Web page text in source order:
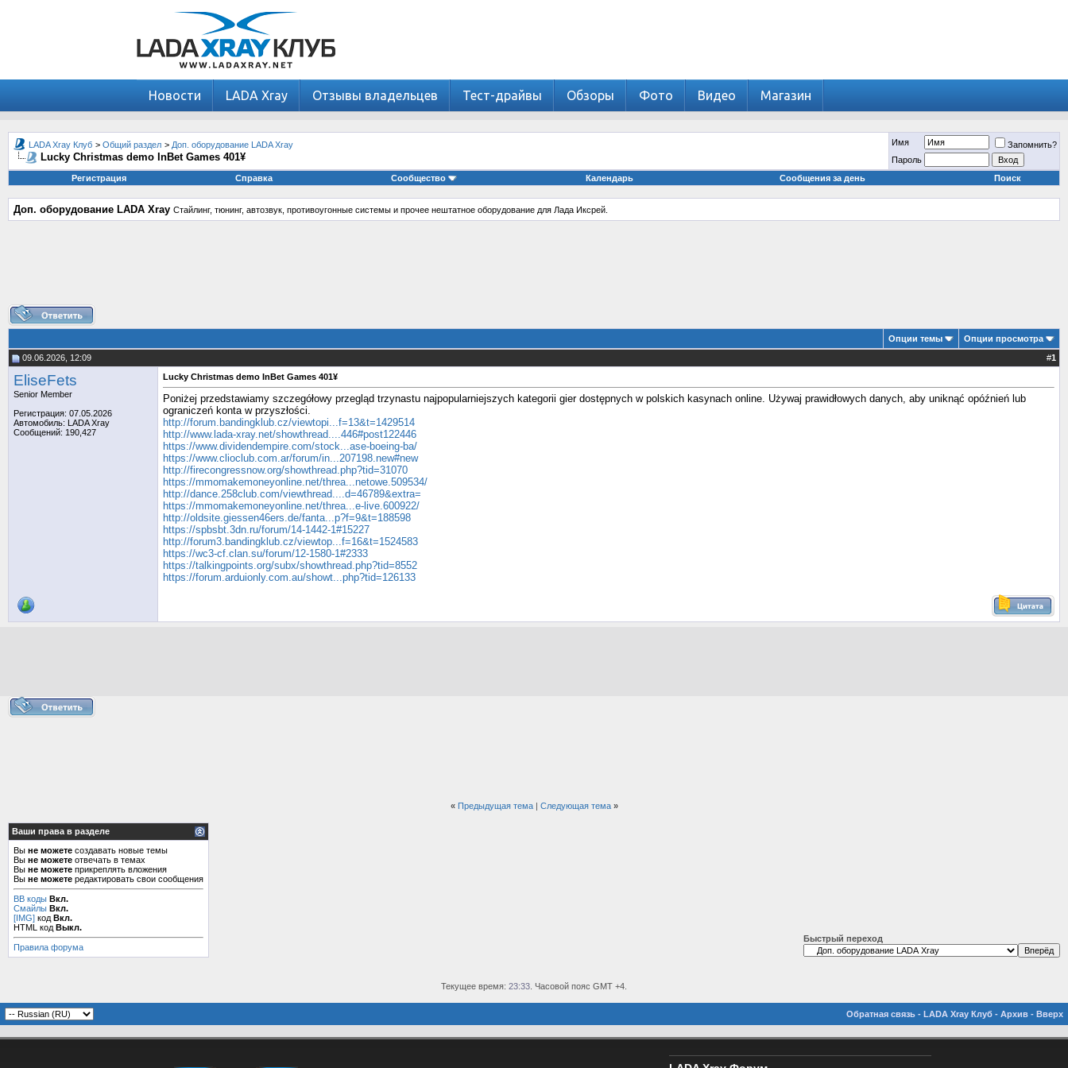
Новости LADA Xray Отзывы владельцев Тест-драйвы Обзоры Фото Видео Магазин
LADA Xray Клуб > Общий раздел > Доп. оборудование LADA Xray
Lucky Christmas demo InBet Games 401¥
Имя
Запомнить?
Пароль
Регистрация
Справка Сообщество Календарь Сообщения за день Поиск
Доп. оборудование LADA Xray Стайлинг, тюнинг, автозвук, противоугонные системы и прочее нештатное оборудование для Лада Иксрей.
Опции темы
Опции просмотра
09.06.2026, 12:09
#1
EliseFets
Senior Member
Регистрация: 07.05.2026
Автомобиль: LADA Xray
Сообщений: 190,427
Lucky Christmas demo InBet Games 401¥
Poniżej przedstawiamy szczegółowy przegląd trzynastu najpopularniejszych kategorii gier dostępnych w polskich kasynach online. Używaj prawidłowych danych, aby uniknąć opóźnień lub
ograniczeń konta w przyszłości.
http://forum.bandingklub.cz/viewtopi...f=13&t=1429514
http://www.lada-xray.net/showthread....446#post122446
https://www.dividendempire.com/stock...ase-boeing-ba/
https://www.clioclub.com.ar/forum/in...207198.new#new
http://firecongressnow.org/showthread.php?tid=31070
https://mmomakemoneyonline.net/threa...netowe.509534/
http://dance.258club.com/viewthread....d=46789&extra=
https://mmomakemoneyonline.net/threa...e-live.600922/
http://oldsite.giessen46ers.de/fanta...p?f=9&t=188598
https://spbsbt.3dn.ru/forum/14-1442-1#15227
http://forum3.bandingklub.cz/viewtop...f=16&t=1524583
https://wc3-cf.clan.su/forum/12-1580-1#2333
https://talkingpoints.org/subx/showthread.php?tid=8552
https://forum.arduionly.com.au/showt...php?tid=126133
« Предыдущая тема| Следующая тема »
Ваши права в разделе
Вы не можете создавать новые темы
Вы не можете отвечать в темах
Вы не можете прикреплять вложения
Вы не можете редактировать свои сообщения
BB коды Вкл.
Смайлы Вкл.
[IMG] код Вкл.
HTML код Выкл.
Правила форума
Быстрый переход
Текущее время: 23:33 . Часовой пояс GMT +4.
Обратная связь - LADA Xray Клуб - Архив - Вверх